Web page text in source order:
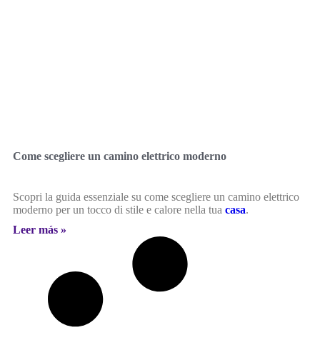
Come scegliere un camino elettrico moderno
Scopri la guida essenziale su come scegliere un camino elettrico
moderno per un tocco di stile e calore nella tua casa.
Leer más »